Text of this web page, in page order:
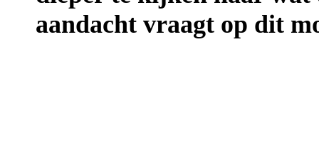
aandacht vraagt op dit